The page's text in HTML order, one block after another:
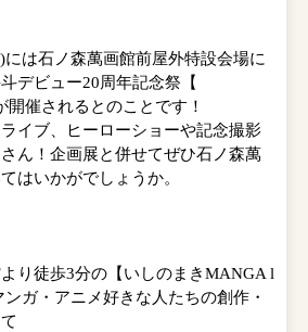
には石ノ森萬画館前屋外特設会場に
デビュー20周年記念祭【
開催されるとのことです！
イブ、ヒーローショーや記念撮影
ん！企画展と併せてぜひ石ノ森萬
はいかがでしょうか。
り徒歩3分の【 いしのまきMANGA l
ンガ・アニメ好きな人たちの創作・